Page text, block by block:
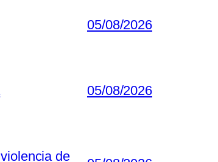
05/08/2026
05/08/2026
de